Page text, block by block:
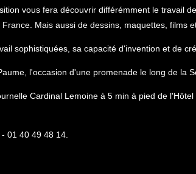
vous fera découvrir différémment le travail
Mais aussi de dessins, maquettes, films
sophistiquées, sa capacité d'invention et de
l'occasion d'une promenade le long de la
Cardinal Lemoine à 5 min à pied de
01 40 49 48 14.